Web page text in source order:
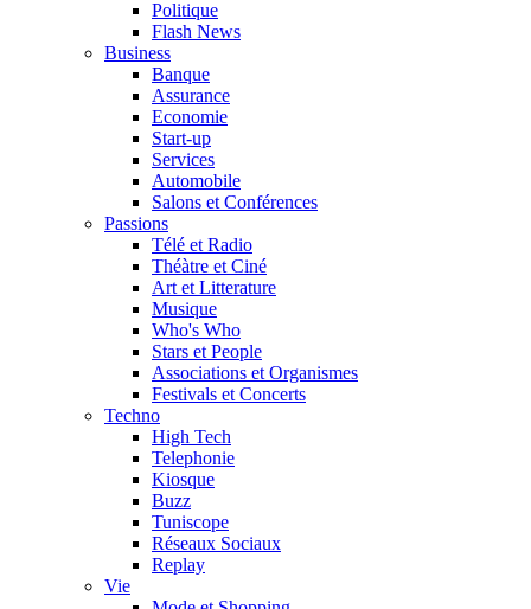
Politique
Flash News
Business
Banque
Assurance
Economie
Start-up
Services
Automobile
Salons et Conférences
Passions
Télé et Radio
Théàtre et Ciné
Art et Litterature
Musique
Who's Who
Stars et People
Associations et Organismes
Festivals et Concerts
Techno
High Tech
Telephonie
Kiosque
Buzz
Tuniscope
Réseaux Sociaux
Replay
Vie